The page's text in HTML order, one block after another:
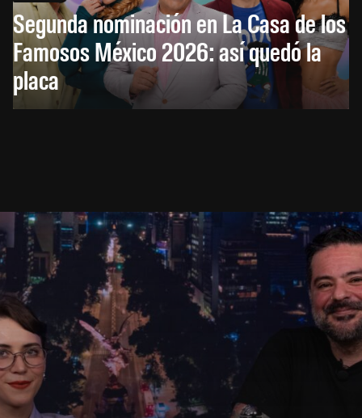
Segunda nominación en La Casa de los
Famosos México 2026: así quedó la
placa